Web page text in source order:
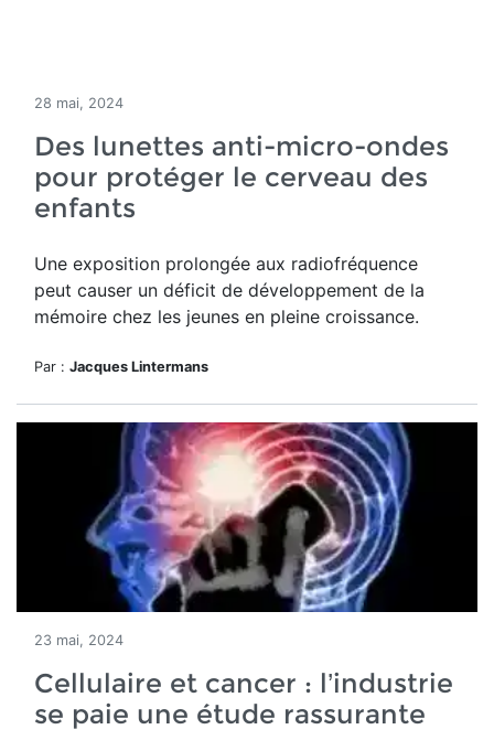
28 mai, 2024
Des lunettes anti-micro-ondes
pour protéger le cerveau des
enfants
Une exposition prolongée aux radiofréquence
peut causer un déficit de développement de la
mémoire chez les jeunes en pleine croissance.
Par : Jacques Lintermans
23 mai, 2024
Cellulaire et cancer : l’industrie
se paie une étude rassurante